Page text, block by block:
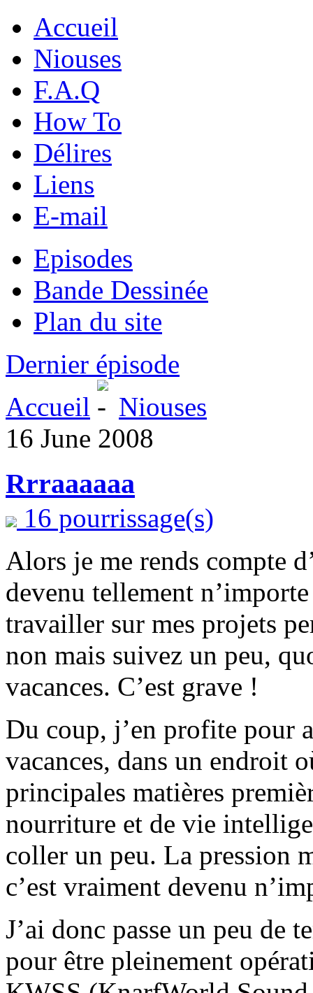
Accueil
Niouses
F.A.Q
How To
Délires
Liens
E-mail
Episodes
Bande Dessinée
Plan du site
Dernier épisode
Accueil
Niouses
16 June 2008
Rrraaaaaa
16 pourrissage(s)
Alors je me rends compte
devenu tellement
travailler sur mes projets
non mais suivez un peu,
vacances. C’est grave !
Du coup, j’en profite pour
vacances, dans un endroit
principales matières
nourriture et de vie
coller un peu. La pression
c’est vraiment devenu
J’ai donc passe un peu de
pour être pleinement